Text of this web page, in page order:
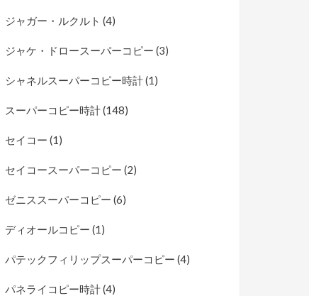
ジャガー・ルクルト (4)
ジャケ・ドロースーパーコピー (3)
シャネルスーパーコピー時計(1)
スーパーコピー時計(148)
セイコー (1)
セイコースーパーコピー (2)
ゼニススーパーコピー (6)
ディオールコピー (1)
パテックフィリップスーパーコピー (4)
パネライコピー時計(4)